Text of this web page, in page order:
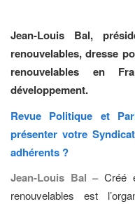
Jean-Louis Bal,
renouvelables, dresse
renouvelables en
développement.
Revue Politique et
présenter votre
adhérents ?
Jean-Louis Bal – Créé
renouvelables est